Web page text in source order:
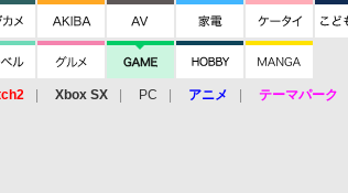
Xbox SX PC アニメ テーマパーク